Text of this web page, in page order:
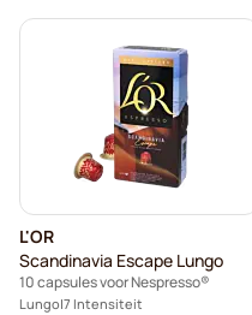
L'OR
Scandinavia Escape Lungo
10 capsules voor Nespresso®
Lungo 7 Intensiteit